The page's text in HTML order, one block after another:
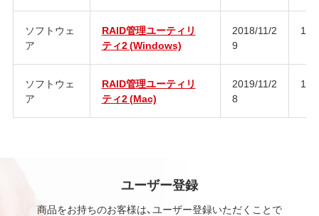
ソフトウェ
ア
RAID管理ユーティリ
ティ2 (Windows)
2018/11/2
9
1.11
ソフトウェ
ア
RAID管理ユーティリ
ティ2 (Mac)
2019/11/2
8
ユーザー登録
商品をお持ちのお客様は、ユーザー登録いただくことで